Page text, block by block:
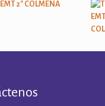
2" COLMENA